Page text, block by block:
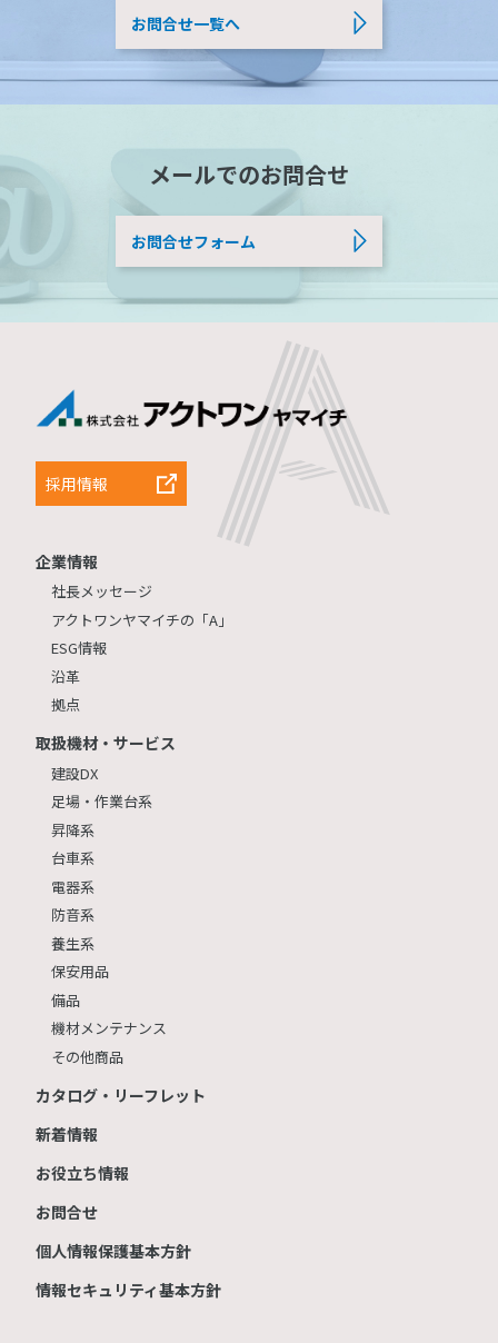
お問合せ一覧へ
メールでのお問合せ
お問合せフォーム
採用情報
企業情報
社長メッセージ
アクトワンヤマイチの「A」
ESG情報
沿革
拠点
取扱機材・サービス
建設DX
足場・作業台系
昇降系
台車系
電器系
防音系
養生系
保安用品
備品
機材メンテナンス
その他商品
カタログ・リーフレット
新着情報
お役立ち情報
お問合せ
個人情報保護基本方針
情報セキュリティ基本方針